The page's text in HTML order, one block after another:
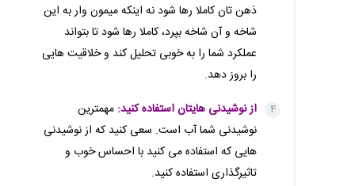
ذهن تان کاملا رها شود نه اینکه میمون وار به این
شاخه و آن شاخه بپرد، کاملا رها شود تا بتواند
عملکرد شما را به خوبی تحلیل کند و خلاقیت هایی
را بروز دهد.
از نوشیدنی هایتان استفاده کنید: مهمترین
نوشیدنی شما آب است. سعی کنید که از نوشیدنی
هایی که استفاده می کنید با احساس خوب و
تاثیرگذاری استفاده کنید.